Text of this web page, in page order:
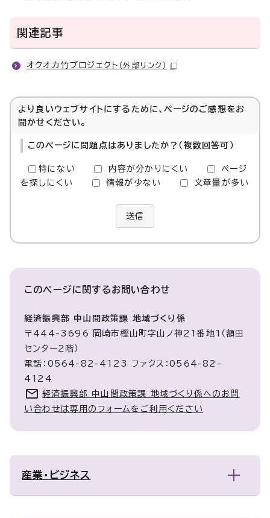
関連記事
オクオカ竹プロジェクト （外部リンク）
より良いウェブサイトにするために、ページのご感想をお
聞かせください。
このページに問題点はありましたか？（複数回答可）
特にない 内容が分かりにくい
ページ
を探しにくい
情報が少ない 文章量が多い
送信
このページに関するお問い合わせ
経済振興部 中山間政策課 地域づくり係
〒444-3696 岡崎市樫山町字山ノ神21番地1（額田
センター2階）
電話：0564-82-4123 ファクス：0564-82-
4124
経済振興部 中山間政策課 地域づくり係へのお問
い合わせは専用のフォームをご利用ください
産業・ビジネス